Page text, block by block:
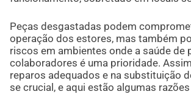
Peças desgastadas podem
operação dos estores, mas também
riscos em ambientes onde a saúde de
colaboradores é uma prioridade.
reparos adequados e na substituição
se crucial, e aqui estão algumas